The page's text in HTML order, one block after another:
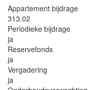
Appartement bijdrage
313.02
Periodieke bijdrage
ja
Reservefonds
ja
Vergadering
ja